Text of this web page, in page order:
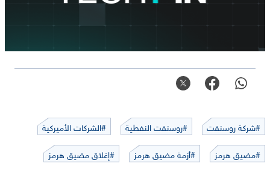
#شركة روسنفت #روسنفت النفطية
#الشركات الأميركية
#مضيق هرمز
#أزمة مضيق هرمز
#إغلاق مضيق هرمز